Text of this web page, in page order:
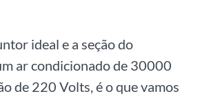
ideal e a seção do
ar condicionado de 30000
de 220 Volts, é o que vamos